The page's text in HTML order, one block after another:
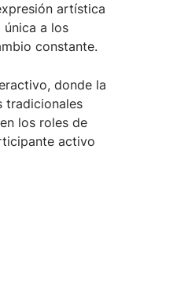
artística
a los
constante.
donde la
tradicionales
los roles de
activo